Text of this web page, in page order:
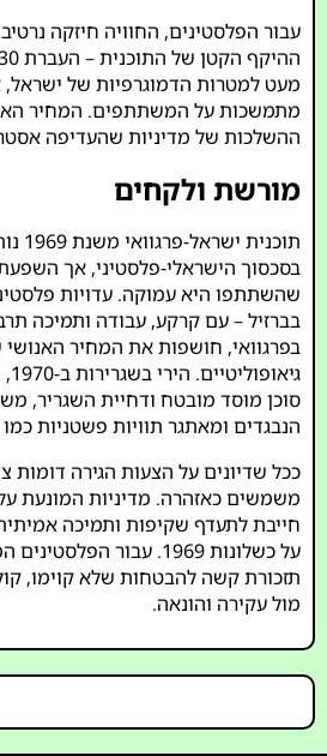
עבור הפלסטינים, החוויה חיזקה
מעט למטרות הדמוגרפיות של
מתמשכות על המשתתפים. המחיר
ההשלכות של מדיניות שהעדיפה
מורשת ולקחים
בסכסוך הישראלי-פלסטיני, אך
שהשתתפו היא עמוקה. עדויות
בברזיל – עם קרקע, עבודה ותמיכה
בפרגוואי, חושפות את המחיר האנושי
סוכן מוסד מובטח ודחיית השגריר,
הנבגדים ומאתגר תוויות פשטניות כמו
ככל שדיונים על הצעות הגירה דומות
משמשים כאזהרה. מדיניות המונעת
חייבת לתעדף שקיפות ותמיכה
על כשלונות 1969. עבור
תזכורת קשה להבטחות שלא קוימו,
מול עקירה והונאה.